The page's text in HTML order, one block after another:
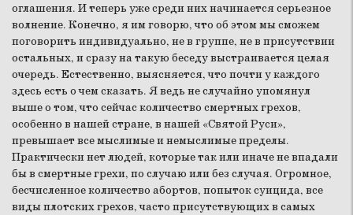
оглашения. И теперь уже среди них начинается серьезное
волнение. Конечно, я им говорю, что об этом мы сможем
поговорить индивидуально, не в группе, не в присутствии
остальных, и сразу на такую беседу выстраивается целая
очередь. Естественно, выясняется, что почти у каждого
здесь есть о чем сказать. Я ведь не случайно упомянул
выше о том, что сейчас количество смертных грехов,
особенно в нашей стране, в нашей «Святой Руси»,
превышает все мыслимые и немыслимые пределы.
Практически нет людей, которые так или иначе не впадали
бы в смертные грехи, по случаю или без случая. Огромное,
бесчисленное количество абортов, попыток суицида, все
виды плотских грехов, часто присутствующих в самых